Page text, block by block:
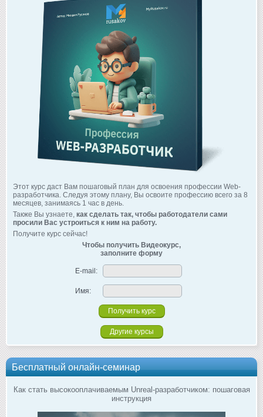
Этот курс даст Вам пошаговый план для освоения профессии Web-
разработчика. Следуя этому плану, Вы освоите профессию всего за 8
месяцев, занимаясь 1 час в день.
Также Вы узнаете, как сделать так, чтобы работодатели сами
просили Вас устроиться к ним на работу.
Получите курс сейчас!
Чтобы получить Видеокурс,
заполните форму
E-mail:
Имя:
Другие курсы
Бесплатный онлайн-семинар
Как стать высокооплачиваемым Unreal-разработчиком: пошаговая
инструкция